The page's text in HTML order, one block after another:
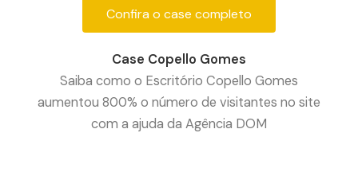
Confira o case completo
Case Copello Gomes
Saiba como o Escritório Copello Gomes
aumentou 800% o número de visitantes no site
com a ajuda da Agência DOM